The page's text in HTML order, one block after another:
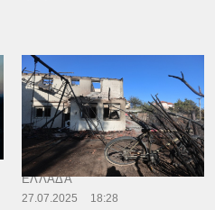
ΕΛΛΑΔΑ
27.07.2025 18:28